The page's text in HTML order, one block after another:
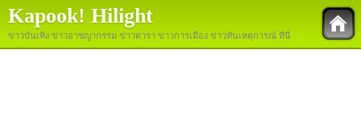
Kapook! Hilight
ข่าวบันเทิง ข่าวอาชญากรรม ข่าวดารา ข่าวการเมือง ข่าวทันเหตุการณ์ ที่นี่